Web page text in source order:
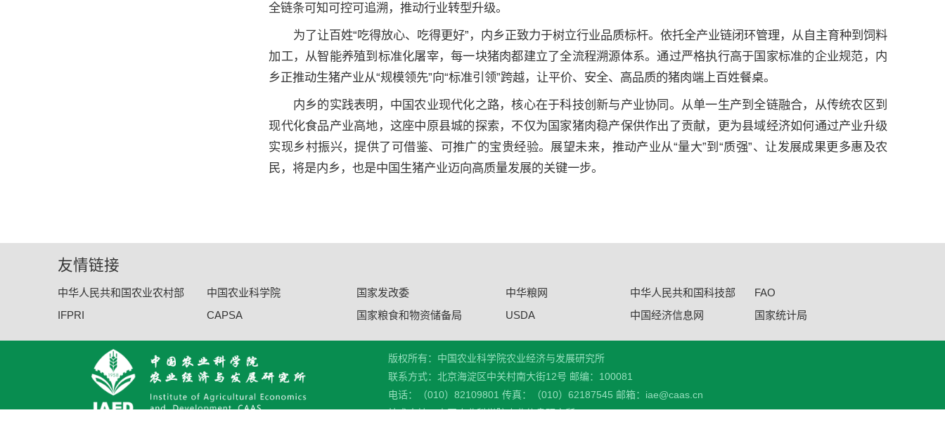
全链条可知可控可追溯，推动行业转型升级。
为了让百姓“吃得放心、吃得更好”，内乡正致力于树立行业品质标杆。依托全产业链闭环管理，从自主育种到饲料
加工，从智能养殖到标准化屠宰，每一块猪肉都建立了全流程溯源体系。通过严格执行高于国家标准的企业规范，内
乡正推动生猪产业从“规模领先”向“标准引领”跨越，让平价、安全、高品质的猪肉端上百姓餐桌。
内乡的实践表明，中国农业现代化之路，核心在于科技创新与产业协同。从单一生产到全链融合，从传统农区到
现代化食品产业高地，这座中原县城的探索，不仅为国家猪肉稳产保供作出了贡献，更为县域经济如何通过产业升级
实现乡村振兴，提供了可借鉴、可推广的宝贵经验。展望未来，推动产业从“量大”到“质强”、让发展成果更多惠及农
民，将是内乡，也是中国生猪产业迈向高质量发展的关键一步。
友情链接
中华人民共和国农业农村部 中国农业科学院 国家发改委 中华粮网 中华人民共和国科技部
FAO
IFPRI
CAPSA 国家粮食和物资储备局 USDA 中国经济信息网 国家统计局
版权所有：中国农业科学院农业经济与发展研究所
联系方式：北京海淀区中关村南大街12号 邮编：100081
电话：（010）82109801 传真：（010）62187545 邮箱：iae@caas.cn
技术支持：中国农业科学院农业信息研究所